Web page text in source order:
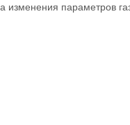
параметров